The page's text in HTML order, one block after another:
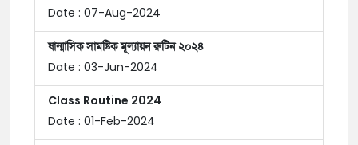
Date : 07-Aug-2024
ষান্মাসিক সামষ্টিক মূল্যায়ন রুটিন ২০২৪
Date : 03-Jun-2024
Class Routine 2024
Date : 01-Feb-2024